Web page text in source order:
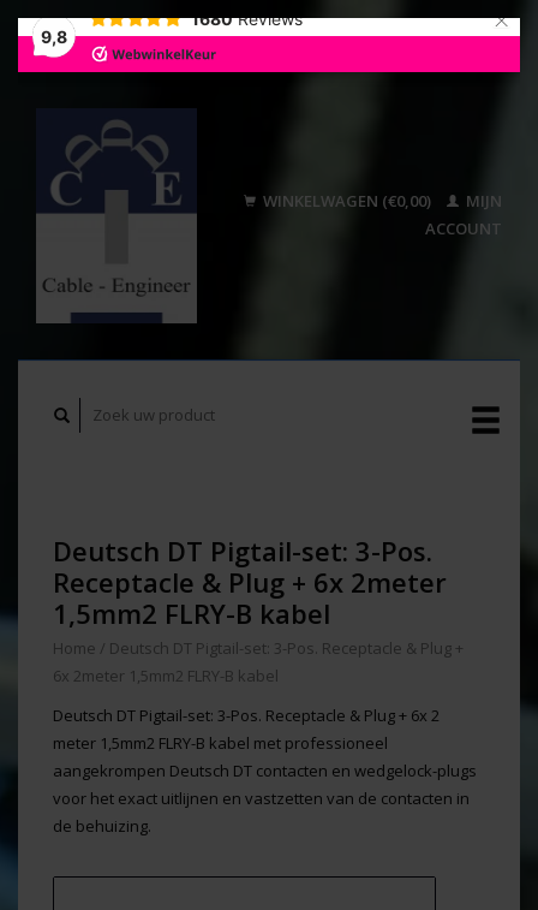
9,8
1680 Reviews ×
WINKELWAGEN (€0,00)
MIJN
ACCOUNT
Deutsch DT Pigtail-set: 3-Pos.
Receptacle & Plug + 6x 2meter
1,5mm2 FLRY-B kabel
Home / Deutsch DT Pigtail-set: 3-Pos. Receptacle & Plug +
6x 2meter 1,5mm2 FLRY-B kabel
Deutsch DT Pigtail-set: 3-Pos. Receptacle & Plug + 6x 2
meter 1,5mm2 FLRY-B kabel met professioneel
aangekrompen Deutsch DT contacten en wedgelock-plugs
voor het exact uitlijnen en vastzetten van de contacten in
de behuizing.